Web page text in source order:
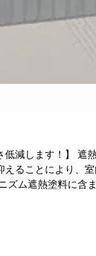
低減します！】 遮
ることにより、
ズム遮熱塗料に含